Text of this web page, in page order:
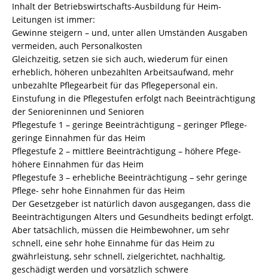
Inhalt der Betriebswirtschafts-Ausbildung für Heim-
Leitungen ist immer:
Gewinne steigern – und, unter allen Umständen Ausgaben
vermeiden, auch Personalkosten
Gleichzeitig, setzen sie sich auch, wiederum für einen
erheblich, höheren unbezahlten Arbeitsaufwand, mehr
unbezahlte Pflegearbeit für das Pflegepersonal ein.
Einstufung in die Pflegestufen erfolgt nach Beeinträchtigung
der Senioreninnen und Senioren
Pflegestufe 1 – geringe Beeinträchtigung – geringer Pflege-
geringe Einnahmen für das Heim
Pflegestufe 2 – mittlere Beeinträchtigung – höhere Pfege-
höhere Einnahmen für das Heim
Pflegestufe 3 – erhebliche Beeinträchtigung – sehr geringe
Pflege- sehr hohe Einnahmen für das Heim
Der Gesetzgeber ist natürlich davon ausgegangen, dass die
Beeinträchtigungen Alters und Gesundheits bedingt erfolgt.
Aber tatsächlich, müssen die Heimbewohner, um sehr
schnell, eine sehr hohe Einnahme für das Heim zu
gwährleistung, sehr schnell, zielgerichtet, nachhaltig,
geschädigt werden und vorsätzlich schwere